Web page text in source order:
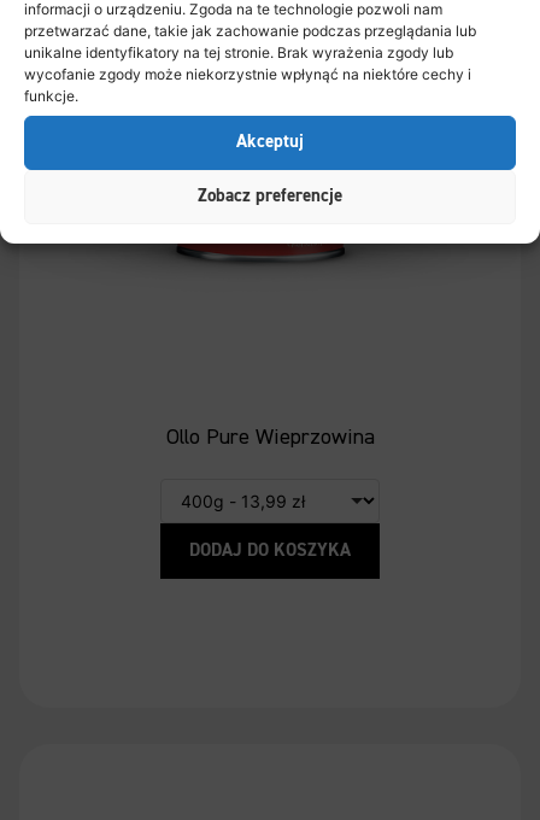
informacji o urządzeniu. Zgoda na te technologie pozwoli nam
przetwarzać dane, takie jak zachowanie podczas przeglądania lub
unikalne identyfikatory na tej stronie. Brak wyrażenia zgody lub
wycofanie zgody może niekorzystnie wpłynąć na niektóre cechy i
funkcje.
Akceptuj
Zobacz preferencje
Ollo Pure Wieprzowina
DODAJ DO KOSZYKA